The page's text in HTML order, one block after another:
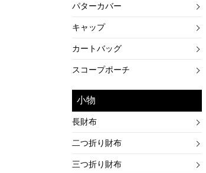
パターカバー
キャップ
カートバッグ
スコープポーチ
小物
長財布
二つ折り財布
三つ折り財布